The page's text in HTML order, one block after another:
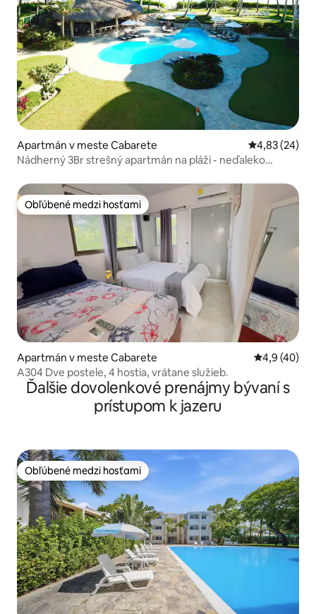
Apartmán v meste Cabarete Priemerné
4,83 (24)
Nádherný 3Br strešný apartmán na pláži - neďaleko
Obľúbené medzi hosťami
Obľúbené medzi hosťami
Apartmán v meste Cabarete Priemerné
4,9 (40)
A304 Dve postele, 4 hostia, vrátane služieb.
Ďalšie dovolenkové prenájmy bývaní s
prístupom k jazeru
Obľúbené medzi hosťami
Obľúbené medzi hosťami